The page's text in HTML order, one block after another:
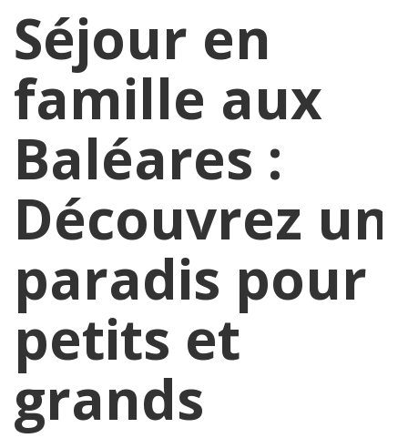
Séjour en
famille aux
Baléares :
Découvrez un
paradis pour
petits et
grands